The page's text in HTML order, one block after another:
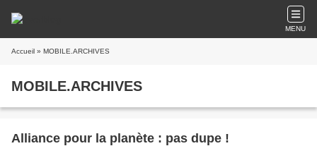
MENU
Accueil » MOBILE.ARCHIVES
MOBILE.ARCHIVES
Alliance pour la planète : pas dupe !